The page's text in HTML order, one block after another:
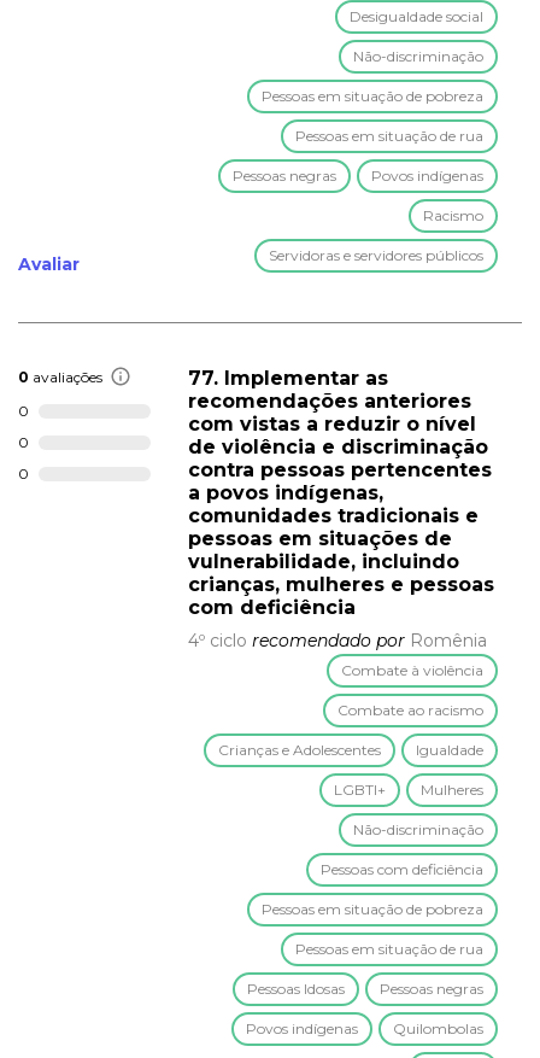
Avaliar
Desigualdade social
Não-discriminação
Pessoas em situação de pobreza
Pessoas em situação de rua
Pessoas negras Povos indígenas
Racismo
Servidoras e servidores públicos
0 avaliações
0
0
0
77. Implementar as
recomendações anteriores
com vistas a reduzir o nível
de violência e discriminação
contra pessoas pertencentes
a povos indígenas,
comunidades tradicionais e
pessoas em situações de
vulnerabilidade, incluindo
crianças, mulheres e pessoas
com deficiência
4º ciclo recomendado por Romênia
Combate à violência
Combate ao racismo
Crianças e Adolescentes Igualdade
LGBTI+ Mulheres
Não-discriminação
Pessoas com deficiência
Pessoas em situação de pobreza
Pessoas em situação de rua
Pessoas Idosas Pessoas negras
Povos indígenas Quilombolas